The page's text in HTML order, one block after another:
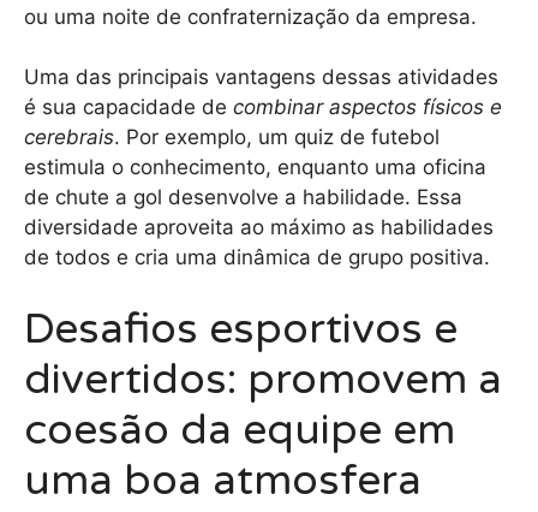
ou uma noite de confraternização da empresa.
Uma das principais vantagens dessas atividades
é sua capacidade de combinar aspectos físicos e
cerebrais. Por exemplo, um quiz de futebol
estimula o conhecimento, enquanto uma oficina
de chute a gol desenvolve a habilidade. Essa
diversidade aproveita ao máximo as habilidades
de todos e cria uma dinâmica de grupo positiva.
Desafios esportivos e
divertidos: promovem a
coesão da equipe em
uma boa atmosfera